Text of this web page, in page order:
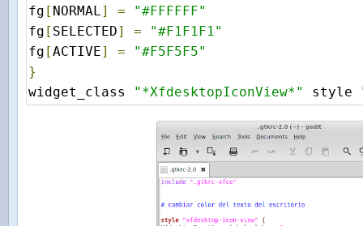
fg [ NORMAL ] =
"#FFFFFF"
fg [ SELECTED] =
"#F1F1F1"
fg [ACTIVE] =
"#F5F5F5"
}
widget_class
"*XfdesktopIconView*" style